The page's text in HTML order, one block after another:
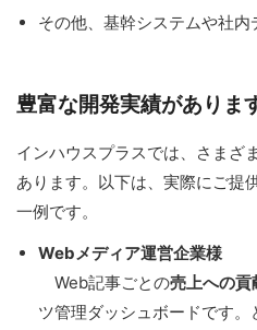
その他、基幹システムや社
豊富な開発実績がありま
インハウスプラスでは、さまざ
あります。以下は、実際にご提
一例です。
Webメディア運営企業様
Web記事ごとの売上への貢
ツ管理ダッシュボードです